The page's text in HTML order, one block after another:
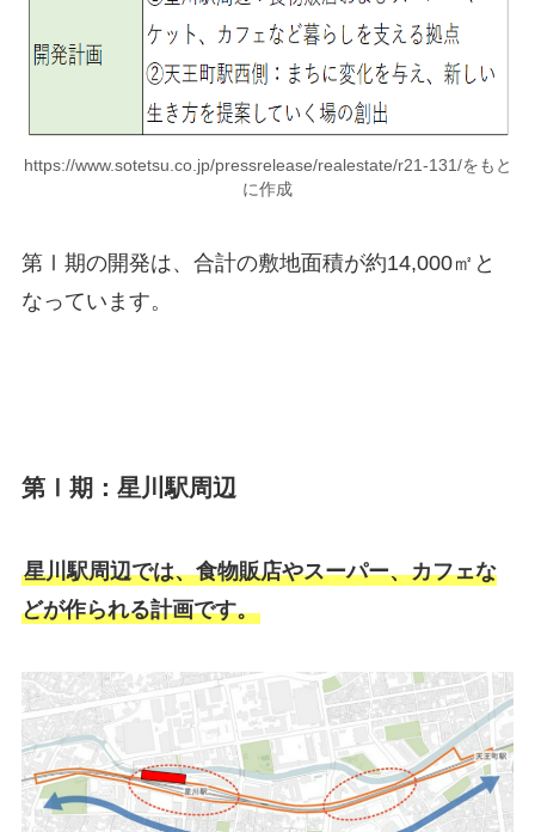
https://www.sotetsu.co.jp/pressrelease/realestate/r21-131/をもと
に作成
第Ⅰ期の開発は、合計の敷地面積が約14,000㎡ と
なっています。
第Ⅰ期：星川駅周辺
星川駅周辺では、食物販店やスーパー、カフェな
どが作られる計画です。